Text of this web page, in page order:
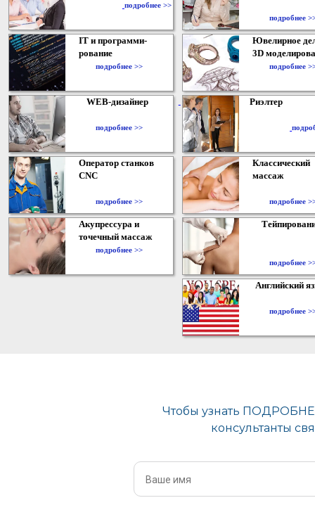
подробнее >>
подробнее
IT и программи-
рование
подробнее >>
Ювелирное
3D
подробнее
WEB-дизайнер
подробнее >>
Риэлтер
Оператор станков
CNC
подробнее >>
Классический
массаж
подробнее
Акупрессура и
точечный массаж
подробнее >>
подробнее
Английский
подробнее